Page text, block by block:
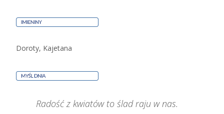
Doroty, Kajetana
Radość z kwiatów to ślad raju w nas.